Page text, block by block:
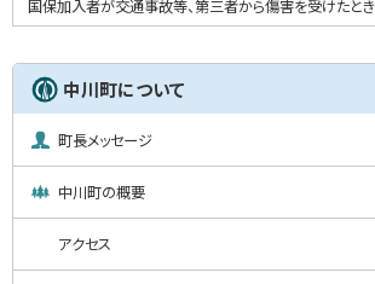
国保加入者が交通事故等、第三者から傷害を受けたとき
中川町について
町長メッセージ
中川町の概要
アクセス